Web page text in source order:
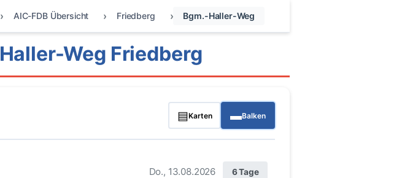
AIC-FDB Übersicht Friedberg Bgm.-Haller-Weg
Weg Friedberg
▤Karten ▬Balken
Do., 13.08.2026 6 Tage